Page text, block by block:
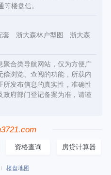
楼盘信。
套 浙大森林户型图
浙大森
聚合类导航网站，仅为方便广
偿浏览、查阅的功能，所载内
发布信息的真实性，准确性
政府部门登记备案为准，请谨
资格查询 房贷计算器
楼盘地图